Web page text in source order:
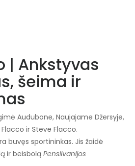
| Ankstyvas
šeima ir
Audubone, Naujajame Džersyje,
ir Steve Flacco.
buvęs sportininkas. Jis žaidė
ir beisboląPensilvanijos